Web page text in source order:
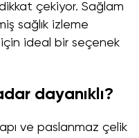
çekiyor. Sağlam
sağlık izleme
ideal bir seçenek
dayanıklı?
ve paslanmaz çelik